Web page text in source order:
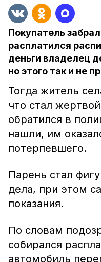
Покупатель
расплатился
деньги владелец
но этого так и не
Тогда житель
что стал
обратился в
нашли, им
потерпевшего.
Парень стал
дела, при этом
показания.
По словам
собирался
автомобиль